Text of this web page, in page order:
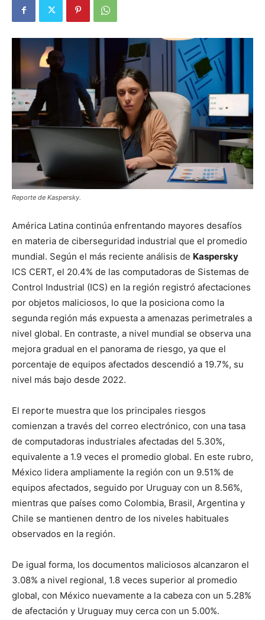
Reporte de Kaspersky.
América Latina continúa enfrentando mayores desafíos
en materia de ciberseguridad industrial que el promedio
mundial. Según el más reciente análisis de Kaspersky
ICS CERT, el 20.4% de las computadoras de Sistemas de
Control Industrial (ICS) en la región registró afectaciones
por objetos maliciosos, lo que la posiciona como la
segunda región más expuesta a amenazas perimetrales a
nivel global. En contraste, a nivel mundial se observa una
mejora gradual en el panorama de riesgo, ya que el
porcentaje de equipos afectados descendió a 19.7%, su
nivel más bajo desde 2022.
El reporte muestra que los principales riesgos
comienzan a través del correo electrónico, con una tasa
de computadoras industriales afectadas del 5.30%,
equivalente a 1.9 veces el promedio global. En este rubro,
México lidera ampliamente la región con un 9.51% de
equipos afectados, seguido por Uruguay con un 8.56%,
mientras que países como Colombia, Brasil, Argentina y
Chile se mantienen dentro de los niveles habituales
observados en la región.
De igual forma, los documentos maliciosos alcanzaron el
3.08% a nivel regional, 1.8 veces superior al promedio
global, con México nuevamente a la cabeza con un 5.28%
de afectación y Uruguay muy cerca con un 5.00%.